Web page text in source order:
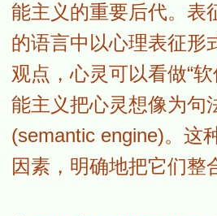
能主义的重要后代。表
的语言中以心理表征形
观点，心灵可以看做“
能主义把心灵想像为句
(semantic engine)。这
因素，明确地把它们整